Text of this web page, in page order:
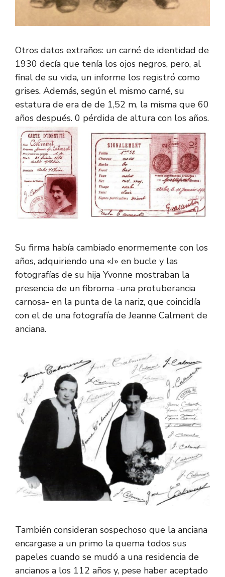
Otros datos extraños: un carné de identidad de
1930 decía que tenía los ojos negros, pero, al
final de su vida, un informe los registró como
grises. Además, según el mismo carné, su
estatura de era de de 1,52 m, la misma que 60
años después. 0 pérdida de altura con los años.
Su firma había cambiado enormemente con los
años, adquiriendo una «J» en bucle y las
fotografías de su hija Yvonne mostraban la
presencia de un fibroma -una protuberancia
carnosa- en la punta de la nariz, que coincidía
con el de una fotografía de Jeanne Calment de
anciana.
También consideran sospechoso que la anciana
encargase a un primo la quema todos sus
papeles cuando se mudó a una residencia de
ancianos a los 112 años y, pese haber aceptado